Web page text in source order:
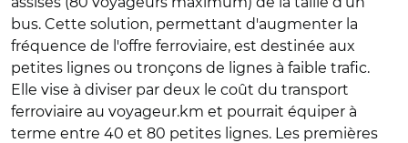
bus. Cette solution, permettant d'augmenter la
fréquence de l'offre ferroviaire, est destinée aux
petites lignes ou tronçons de lignes à faible trafic.
Elle vise à diviser par deux le coût du transport
ferroviaire au voyageur.km et pourrait équiper à
terme entre 40 et 80 petites lignes. Les premières